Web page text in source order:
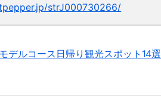
strJ000730266/
デルコース日帰り観光スポット14選